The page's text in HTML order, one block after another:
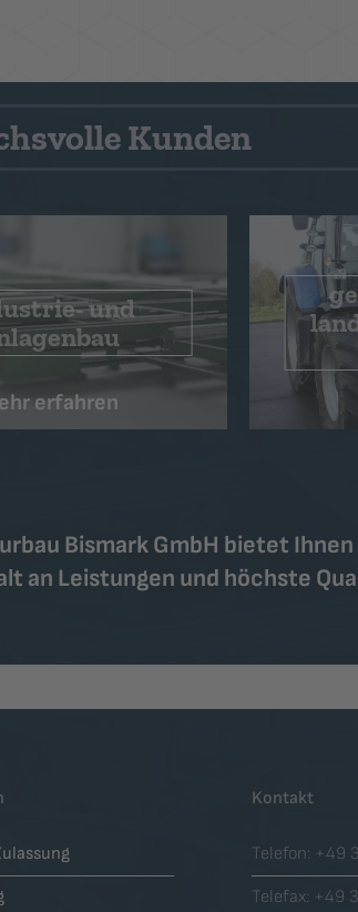
Kunden
und
Bauten
erfahren
Bismark GmbH bietet
an Leistungen und höchste
Kontakt
Telefon: +49
Telefax: +49